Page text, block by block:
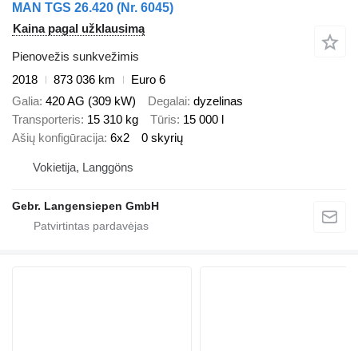
MAN TGS 26.420 (Nr. 6045)
Kaina pagal užklausimą
Pienovežis sunkvežimis
2018
873 036 km
Euro 6
Galia 420 AG (309 kW) Degalai dyzelinas
Transporteris 15 310 kg Tūris 15 000 l
Ašių konfigūracija 6x2 0 skyrių
Vokietija, Langgöns
Gebr. Langensiepen GmbH